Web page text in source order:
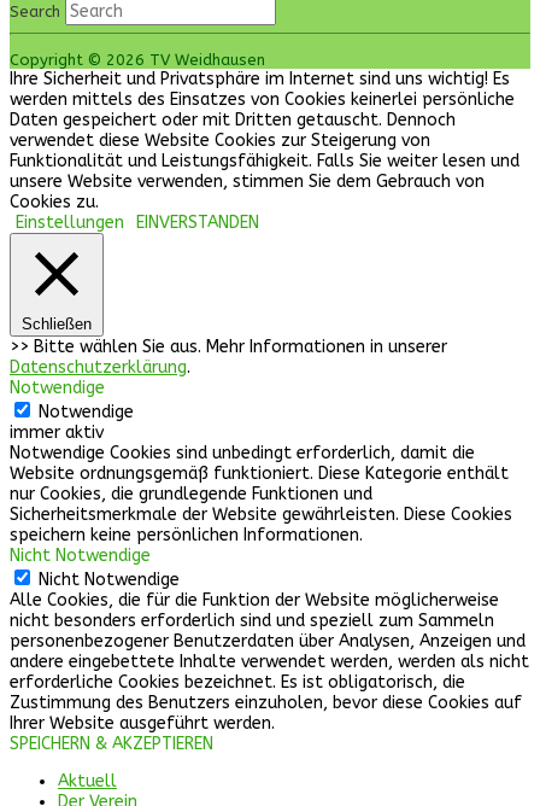
Artikel
aus…
Search
Copyright © 2026 TV Weidhausen
Ihre Sicherheit und Privatsphäre im Internet sind uns wichtig! Es
werden mittels des Einsatzes von Cookies keinerlei persönliche
Daten gespeichert oder mit Dritten getauscht. Dennoch
verwendet diese Website Cookies zur Steigerung von
Funktionalität und Leistungsfähigkeit. Falls Sie weiter lesen und
unsere Website verwenden, stimmen Sie dem Gebrauch von
Cookies zu.
Einstellungen
EINVERSTANDEN
Schließen
>> Bitte wählen Sie aus. Mehr Informationen in unserer
Datenschutzerklärung.
Notwendige
Notwendige
immer aktiv
Notwendige Cookies sind unbedingt erforderlich, damit die
Website ordnungsgemäß funktioniert. Diese Kategorie enthält
nur Cookies, die grundlegende Funktionen und
Sicherheitsmerkmale der Website gewährleisten. Diese Cookies
speichern keine persönlichen Informationen.
Nicht Notwendige
Nicht Notwendige
Alle Cookies, die für die Funktion der Website möglicherweise
nicht besonders erforderlich sind und speziell zum Sammeln
personenbezogener Benutzerdaten über Analysen, Anzeigen und
andere eingebettete Inhalte verwendet werden, werden als nicht
erforderliche Cookies bezeichnet. Es ist obligatorisch, die
Zustimmung des Benutzers einzuholen, bevor diese Cookies auf
Ihrer Website ausgeführt werden.
SPEICHERN & AKZEPTIEREN
Aktuell